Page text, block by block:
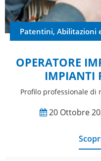
Patentini, Abilitazioni
OPERATORE
IMPIANTI
Profilo professionale di
20 Ottobre